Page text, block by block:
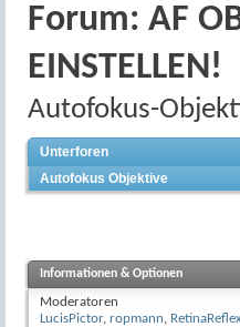
Forum: AF
EINSTELLEN!
Autofokus-
Unterforen
Autofokus Objektive
Informationen & Optionen
Moderatoren
LucisPictor, ropmann,